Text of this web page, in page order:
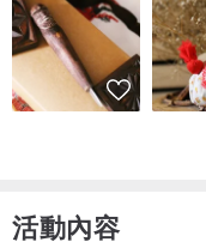
活動內容